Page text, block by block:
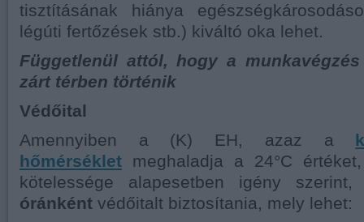
tisztításának hiánya
légúti fertőzések stb.) kiváltó oka lehet.
Függetlenül attól, hogy a
zárt térben történik
Védőital
Amennyiben a (K) EH, azaz a
hőmérséklet meghaladja a 24°C
kötelessége alapesetben igény
óránként védőitalt biztosítania, mely lehet: